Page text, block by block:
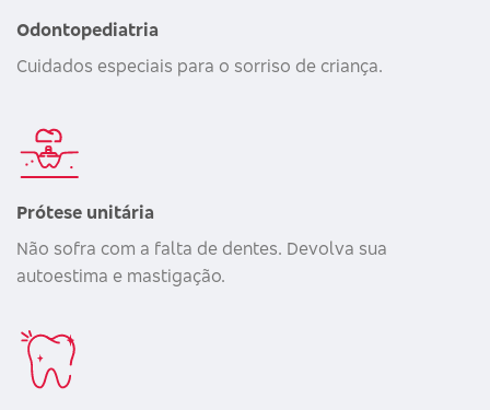
Odontopediatria
Cuidados especiais para o sorriso de criança.
Prótese unitária
Não sofra com a falta de dentes. Devolva sua
autoestima e mastigação.